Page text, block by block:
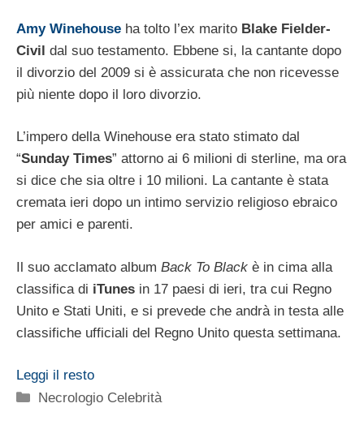
Amy Winehouse ha tolto l’ex marito Blake Fielder-
Civil dal suo testamento. Ebbene si, la cantante dopo
il divorzio del 2009 si è assicurata che non ricevesse
più niente dopo il loro divorzio.
L’impero della Winehouse era stato stimato dal
“Sunday Times” attorno ai 6 milioni di sterline, ma ora
si dice che sia oltre i 10 milioni. La cantante è stata
cremata ieri dopo un intimo servizio religioso ebraico
per amici e parenti.
Il suo acclamato album Back To Black è in cima alla
classifica di iTunes in 17 paesi di ieri, tra cui Regno
Unito e Stati Uniti, e si prevede che andrà in testa alle
classifiche ufficiali del Regno Unito questa settimana.
Leggi il resto
Categorie
Necrologio Celebrità